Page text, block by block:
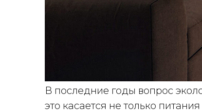
В последние годы вопрос
это касается не только